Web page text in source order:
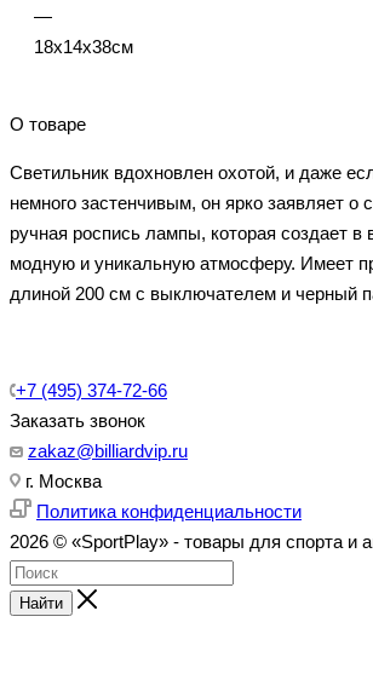
—
18х14х38см
О товаре
Светильник вдохновлен охотой, и даже
немного застенчивым, он ярко заявляет о
ручная роспись лампы, которая создает
модную и уникальную атмосферу. Имеет
длиной 200 см с выключателем и черный
+7 (495) 374-72-66
Заказать звонок
zakaz@billiardvip.ru
г. Москва
Политика конфиденциальности
2026 © «SportPlay» - товары для спорта и
Найти